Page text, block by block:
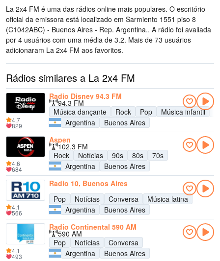
La 2x4 FM é uma das rádios online mais populares. O escritório
oficial da emissora está localizado em Sarmiento 1551 piso 8
(C1042ABC) - Buenos Aires - Rep. Argentina.. A rádio foi avaliada
por 4 usuários com uma média de 3.2. Mais de 73 usuários
adicionaram La 2x4 FM aos favoritos.
Rádios similares a La 2x4 FM
Radio Disney 94.3 FM
94.3 FM
Música dançante
Rock Pop Música infantil
Argentina
Buenos Aires
4.7
829
Aspen
102.3 FM
Rock
Notícias 90s 80s
70s
Argentina
Buenos Aires
4.6
684
Radio 10, Buenos Aires
Pop
Notícias Conversa
Música latina
Argentina
Buenos Aires
4.1
566
Radio Continental 590 AM
590 AM
Pop
Notícias
Conversa
Argentina
Buenos Aires
4.1
493